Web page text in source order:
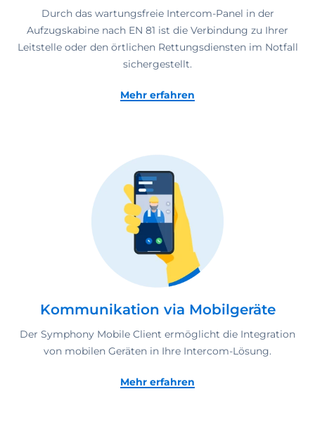
Durch das wartungsfreie Intercom-Panel in der
Aufzugskabine nach EN 81 ist die Verbindung zu Ihrer
Leitstelle oder den örtlichen Rettungsdiensten im Notfall
sichergestellt.
Mehr erfahren
Kommunikation via Mobilgeräte
Der Symphony Mobile Client ermöglicht die Integration
von mobilen Geräten in Ihre Intercom-Lösung.
Mehr erfahren